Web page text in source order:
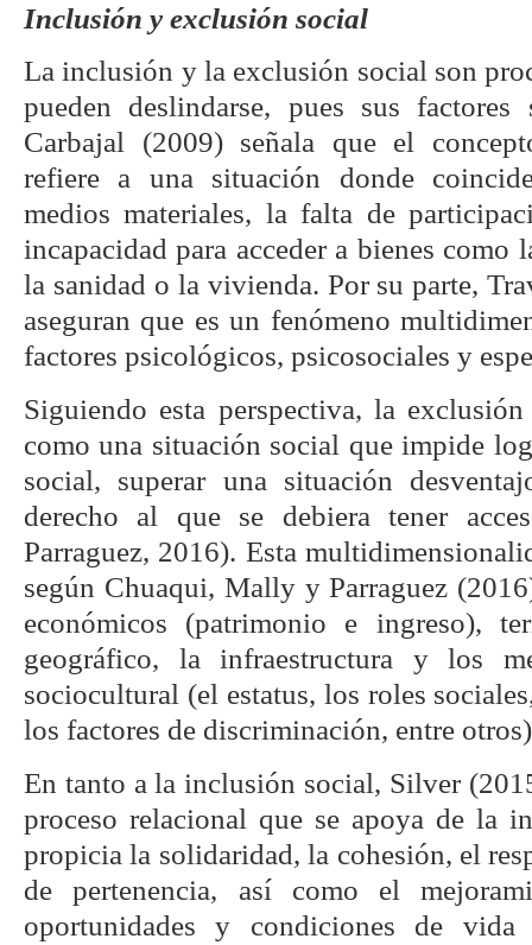
Inclusión y exclusión social
La inclusión y la exclusión social son
pueden deslindarse, pues sus factores
Carbajal (2009) señala que el
refiere a una situación donde
medios materiales, la falta de
incapacidad para acceder a bienes como
la sanidad o la vivienda. Por su parte,
aseguran que es un fenómeno
factores psicológicos, psicosociales y
Siguiendo esta perspectiva, la
como una situación social que impide
social, superar una situación
derecho al que se debiera tener
Parraguez, 2016). Esta
según Chuaqui, Mally y Parraguez
económicos (patrimonio e ingreso),
geográfico, la infraestructura y los
sociocultural (el estatus, los roles
los factores de discriminación, entre
En tanto a la inclusión social, Silver
proceso relacional que se apoya de la
propicia la solidaridad, la cohesión, el
de pertenencia, así como el
oportunidades y condiciones de